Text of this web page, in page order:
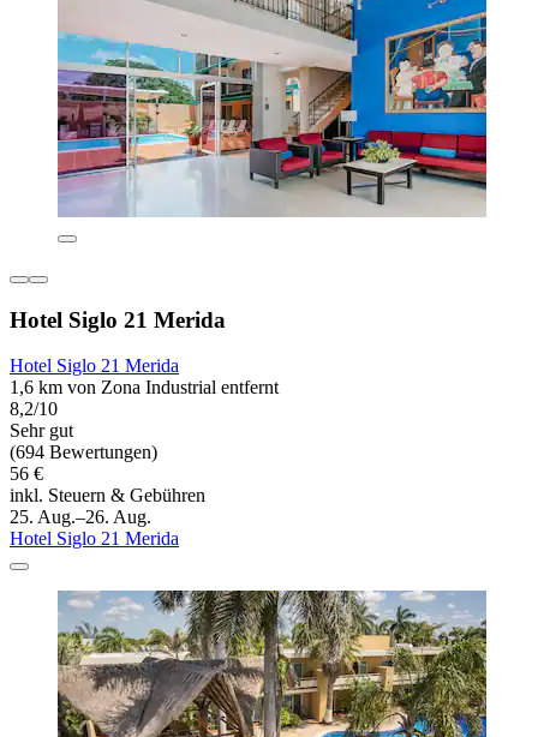
Hotel Siglo 21 Merida
Hotel Siglo 21 Merida
1,6 km von Zona Industrial entfernt
8,2/10
Sehr gut
(694 Bewertungen)
56 €
inkl. Steuern & Gebühren
25. Aug.–26. Aug.
Hotel Siglo 21 Merida